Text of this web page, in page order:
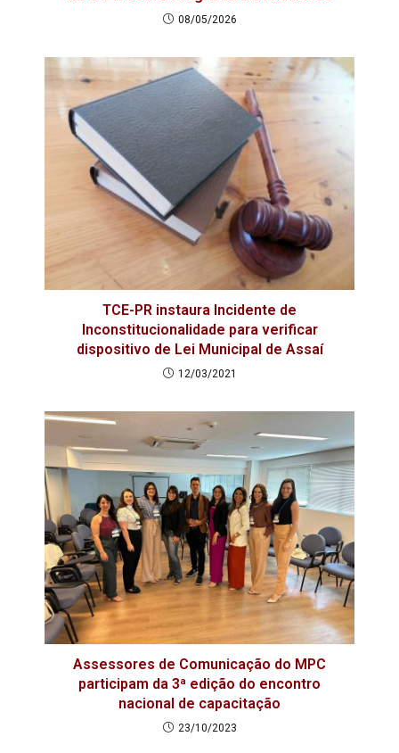
08/05/2026
TCE-PR instaura Incidente de
Inconstitucionalidade para verificar
dispositivo de Lei Municipal de Assaí
12/03/2021
Assessores de Comunicação do MPC
participam da 3ª edição do encontro
nacional de capacitação
23/10/2023